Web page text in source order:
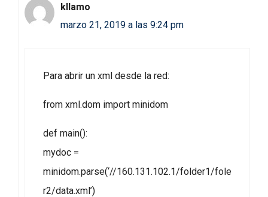
kllamo
marzo 21, 2019 a las 9:24 pm
Para abrir un xml desde la red:
from xml.dom import minidom
def main():
mydoc =
minidom.parse(‘//160.131.102.1/folder1/fole
r2/data.xml’)